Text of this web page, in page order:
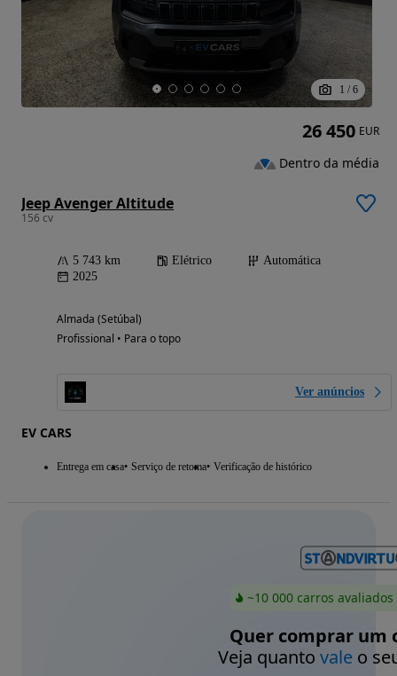
1 / 6
Jeep Avenger Altitude
156 cv
5 743 km Elétrico
Automática
2025
Almada (Setúbal)
Profissional • Para o topo
Ver anúncios
EV CARS
Entrega em casa Serviço de retoma Verificação de histórico
26 450 EUR
Dentro da média
~10 000 carros
Quer comprar um
Veja quanto valeo